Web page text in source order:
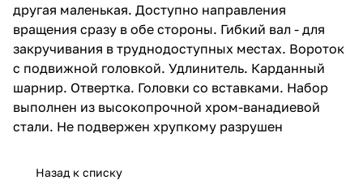
другая маленькая. Доступно направления
вращения сразу в обе стороны. Гибкий вал - для
закручивания в труднодоступных местах. Вороток
с подвижной головкой. Удлинитель. Карданный
шарнир. Отвертка. Головки со вставками. Набор
выполнен из высокопрочной хром-ванадиевой
стали. Не подвержен хрупкому разрушен
Назад к списку